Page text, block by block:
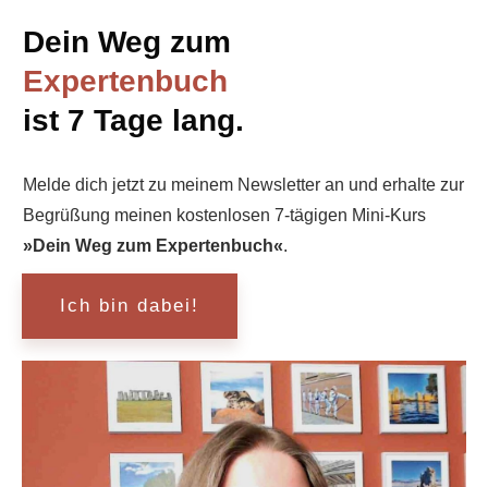
Dein Weg zum
Expertenbuch
ist 7 Tage lang.
Melde dich jetzt zu meinem Newsletter an und erhalte zur
Begrüßung meinen kostenlosen 7-tägigen Mini-Kurs
»Dein Weg zum Expertenbuch«.
Ich bin dabei!